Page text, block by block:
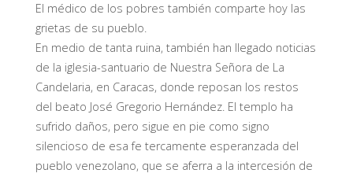
El médico de los pobres también comparte hoy las
grietas de su pueblo.
En medio de tanta ruina, también han llegado noticias
de la iglesia-santuario de Nuestra Señora de La
Candelaria, en Caracas, donde reposan los restos
del beato José Gregorio Hernández. El templo ha
sufrido daños, pero sigue en pie como signo
silencioso de esa fe tercamente esperanzada del
pueblo venezolano, que se aferra a la intercesión de